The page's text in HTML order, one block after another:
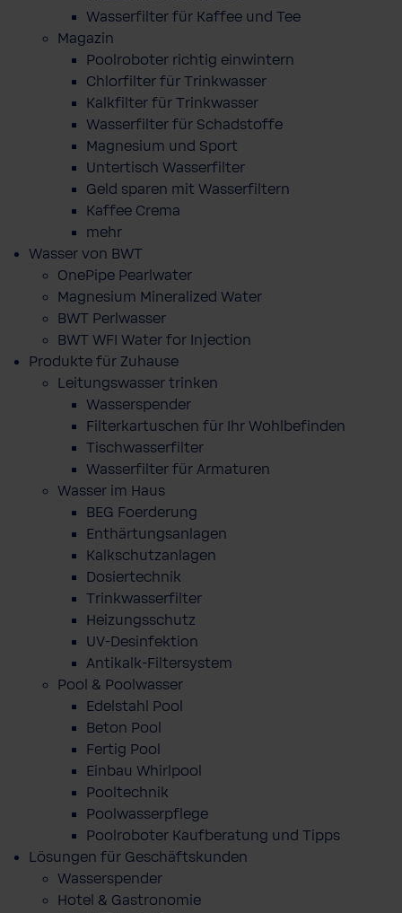
Wasserfilter für Kaffee und Tee
Magazin
Poolroboter richtig einwintern
Chlorfilter für Trinkwasser
Kalkfilter für Trinkwasser
Wasserfilter für Schadstoffe
Magnesium und Sport
Untertisch Wasserfilter
Geld sparen mit Wasserfiltern
Kaffee Crema
mehr
Wasser von BWT
OnePipe Pearlwater
Magnesium Mineralized Water
BWT Perlwasser
BWT WFI Water for Injection
Produkte für Zuhause
Leitungswasser trinken
Wasserspender
Filterkartuschen für Ihr Wohlbefinden
Tischwasserfilter
Wasserfilter für Armaturen
Wasser im Haus
BEG Foerderung
Enthärtungsanlagen
Kalkschutzanlagen
Dosiertechnik
Trinkwasserfilter
Heizungsschutz
UV-Desinfektion
Antikalk-Filtersystem
Pool & Poolwasser
Edelstahl Pool
Beton Pool
Fertig Pool
Einbau Whirlpool
Pooltechnik
Poolwasserpflege
Poolroboter Kaufberatung und Tipps
Lösungen für Geschäftskunden
Wasserspender
Hotel & Gastronomie